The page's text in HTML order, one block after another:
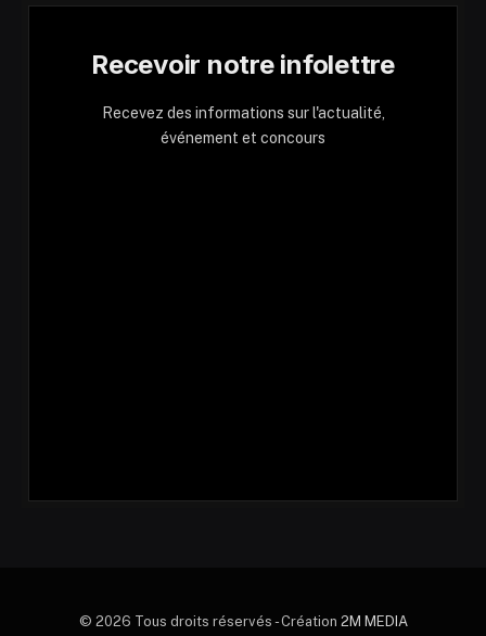
Recevoir notre infolettre
Recevez des informations sur l'actualité,
événement et concours
© 2026 Tous droits réservés - Création 2M MEDIA